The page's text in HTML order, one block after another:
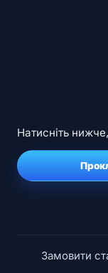
Натисніть
Замовити